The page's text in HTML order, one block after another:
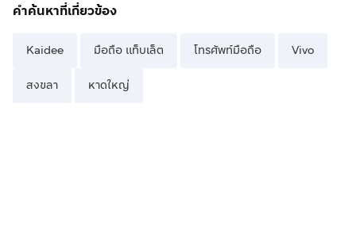
คำค้นหาที่เกี่ยวข้อง
Kaidee มือถือ แท็บเล็ต โทรศัพท์มือถือ Vivo
สงขลา หาดใหญ่